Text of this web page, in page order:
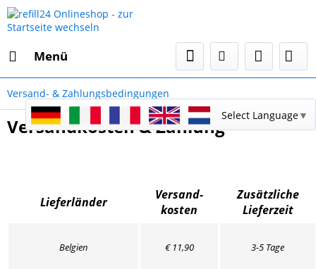
Menü
Select Language▼
Versand- & Zahlungsbedingungen
Versandkosten & Zahlung
Lieferländer
Versand-
kosten
Zusätzliche
Lieferzeit
Belgien € 11,90 3-5 Tage